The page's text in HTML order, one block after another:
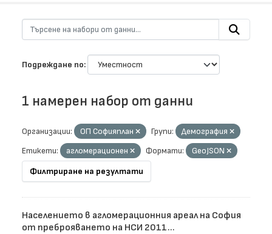
Подреждане по
1 намерен набор от данни
Организации: ОП Софияплан Групи:
Демография
Етикети:
агломерационен Формати:
GeoJSON
Филтриране на резултати
Населението в агломерационния ареал на София
от преброяването на НСИ 2011...